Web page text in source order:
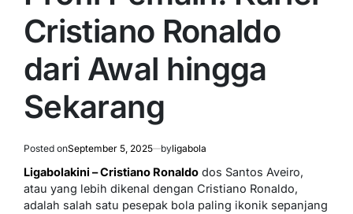
Cristiano Ronaldo
dari Awal hingga
Sekarang
Posted onSeptember 5, 2025 byligabola
Ligabolakini – Cristiano Ronaldo dos Santos Aveiro,
atau yang lebih dikenal dengan Cristiano Ronaldo,
adalah salah satu pesepak bola paling ikonik sepanjang